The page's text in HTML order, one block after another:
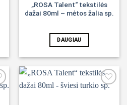
„ROSA Talent“ tekstilės
dažai 80ml – mėtos žalia sp.
DAUGIAU